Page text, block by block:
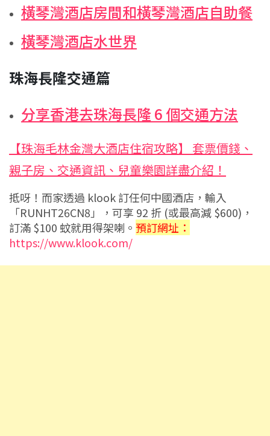
橫琴灣酒店房間和橫琴灣酒店自助餐
橫琴灣酒店水世界
珠海長隆交通篇
分享香港去珠海長隆 6 個交通方法
【珠海毛林金灣大酒店住宿攻略】 套票價錢、
親子房、交通資訊、兒童樂園詳盡介紹！
抵呀！而家透過 klook 訂任何中國酒店，輸入
「RUNHT26CN8」，可享 92 折 (或最高減 $600)，
訂滿 $100 蚊就用得架喇。 預訂網址：
https://www.klook.com/